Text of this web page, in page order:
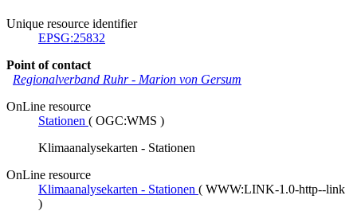
Unique resource identifier
EPSG:25832
Point of contact
Regionalverband Ruhr- Marion von Gersum
OnLine resource
Stationen ( OGC:WMS )
Klimaanalysekarten - Stationen
OnLine resource
Klimaanalysekarten - Stationen ( WWW:LINK-1.0-http--link
)